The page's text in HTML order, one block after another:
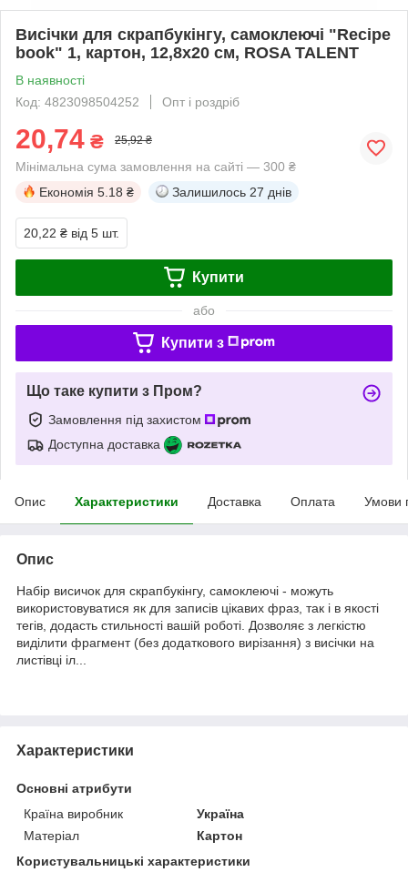
Висічки для скрапбукінгу, самоклеючі "Recipe
book" 1, картон, 12,8х20 см, ROSA TALENT
В наявності
Код: 4823098504252
Опт і роздріб
20,74 ₴ 25,92 ₴
Мінімальна сума замовлення на сайті — 300 ₴
Економія 5.18 ₴ Залишилось 27 днів
20,22 ₴ від 5 шт.
Купити
або
Купити з
Що таке купити з Пром?
Замовлення під захистом
Доступна доставка
Опис Характеристики Доставка Оплата Умови
Опис
Набір висичок для скрапбукінгу, самоклеючі - можуть
використовуватися як для записів цікавих фраз, так і в якості
тегів, додасть стильності вашій роботі. Дозволяє з легкістю
виділити фрагмент (без додаткового вирізання) з висічки на
листівці іл...
Характеристики
Основні атрибути
Країна виробник
Україна
Матеріал
Картон
Користувальницькі характеристики